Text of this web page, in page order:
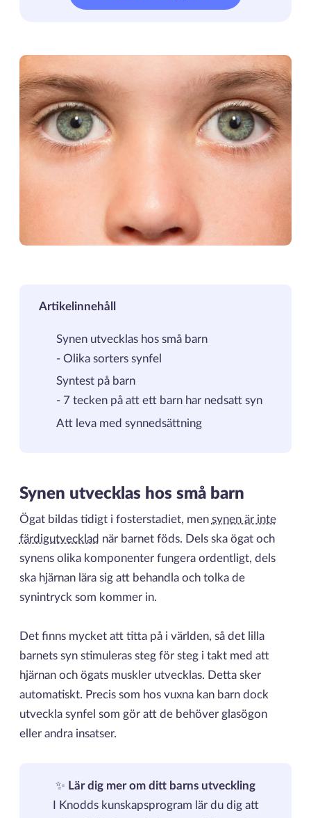
Artikelinnehåll
Synen utvecklas hos små barn
-Olika sorters synfel
Syntest på barn
- 7 tecken på att ett barn har nedsatt syn
Att leva med synnedsättning
Synen utvecklas hos små barn
Ögat bildas tidigt i fosterstadiet, men synen är inte
färdigutvecklad när barnet föds. Dels ska ögat och
synens olika komponenter fungera ordentligt, dels
ska hjärnan lära sig att behandla och tolka de
synintryck som kommer in.
Det finns mycket att titta på i världen, så det lilla
barnets syn stimuleras steg för steg i takt med att
hjärnan och ögats muskler utvecklas. Detta sker
automatiskt. Precis som hos vuxna kan barn dock
utveckla synfel som gör att de behöver glasögon
eller andra insatser.
✨ Lär dig mer om ditt barns utveckling
I Knodds kunskapsprogram lär du dig att